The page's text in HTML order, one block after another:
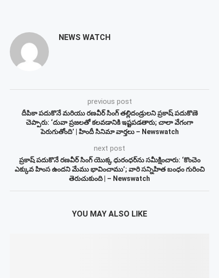
NEWS WATCH
previous post
దీపికా పదుకొనే మరియు రణవీర్ సింగ్ తల్లిదండ్రులని ప్రకాష్ పదుకొణె
చెప్పారు: ‘దువా ప్రజలతో కలవడానికి ఇష్టపడతారు; చాలా వేగంగా
పెరుగుతోంది’ | హిందీ సినిమా వార్తలు – Newswatch
next post
ప్రకాష్ పదుకొనే రణవీర్ సింగ్ యొక్క ధురంధర్‌ను సమీక్షించారు: ‘కొంచెం
ఎక్కువ హింస ఉందని మేము భావించాము’; వారి సన్నిహిత బంధం గురించి
తెరుచుకుంది | – Newswatch
YOU MAY ALSO LIKE